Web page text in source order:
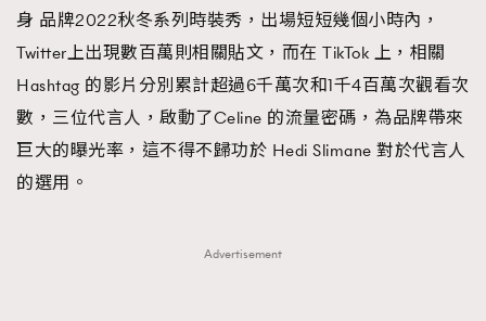
身 品牌2022秋冬系列時裝秀，出場短短幾個小時內，
Twitter上出現數百萬則相關貼文，而在 TikTok 上，相關
Hashtag 的影片分別累計超過6千萬次和1千4百萬次觀看次
數，三位代言人，啟動了Celine 的流量密碼，為品牌帶來
巨大的曝光率，這不得不歸功於 Hedi Slimane 對於代言人
的選用。
Advertisement